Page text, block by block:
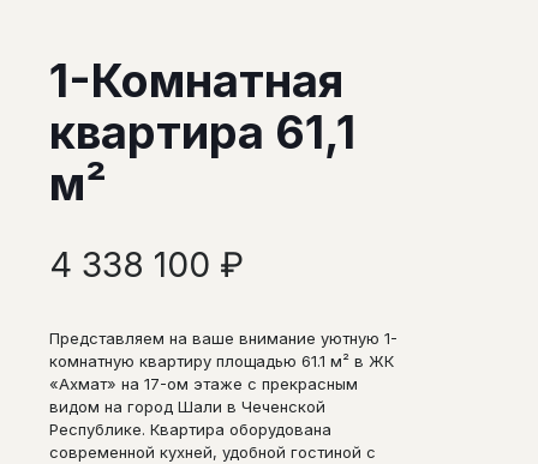
1-Комнатная
квартира 61,1
м²
4 338 100 ₽
Представляем на ваше внимание уютную 1-
комнатную квартиру площадью 61.1 м² в ЖК
«Ахмат» на 17-ом этаже с прекрасным
видом на город Шали в Чеченской
Республике. Квартира оборудована
современной кухней, удобной гостиной с